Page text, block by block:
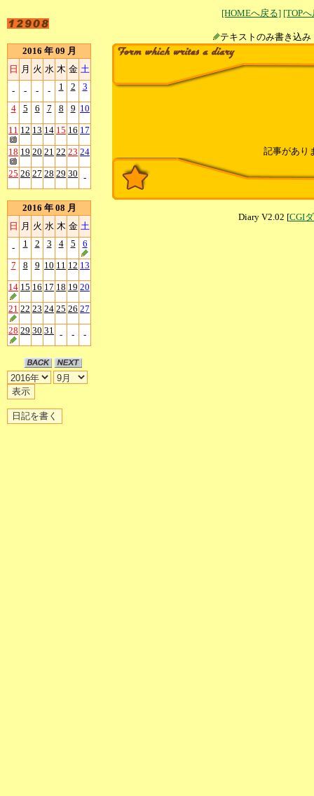
[HOMEへ戻る] [TOP
テキストのみ書
2016 年 09 月
日 月 火 水 木 金 土
- - - - 1 2 3
4 5 6 7 8 9 10
11 12 13 14 15 16 17
18 19 20 21 22 23 24
25 26 27 28 29 30 -
2016 年 08 月
日 月 火 水 木 金 土
- 1 2 3 4 5 6
7 8 9 10 11 12 13
14 15 16 17 18 19 20
21 22 23 24 25 26 27
28 29 30 31 - - -
記事があり
Diary V2.02 [CGI